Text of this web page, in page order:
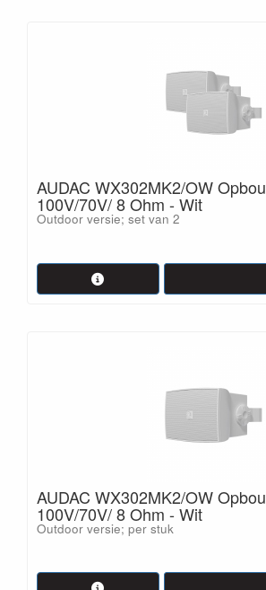
AUDAC WX302MK2/OW
100V/70V/ 8 Ohm - Wit
Outdoor versie; set van 2
AUDAC WX302MK2/OW
100V/70V/ 8 Ohm - Wit
Outdoor versie; per stuk